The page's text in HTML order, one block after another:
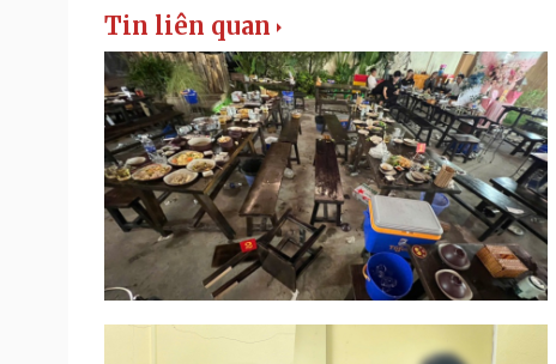
Tin liên quan